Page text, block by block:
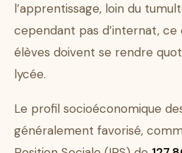
l’apprentissage, loin du
cependant pas d’internat, ce
élèves doivent se rendre
lycée.
Le profil socioéconomique
généralement favorisé,